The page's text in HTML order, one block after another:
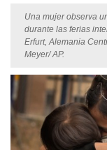
Una mujer observa
durante las ferias
Erfurt, Alemania
Meyer/ AP.